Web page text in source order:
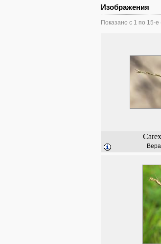
Изображения
Показано с 1 по 15-
Carex